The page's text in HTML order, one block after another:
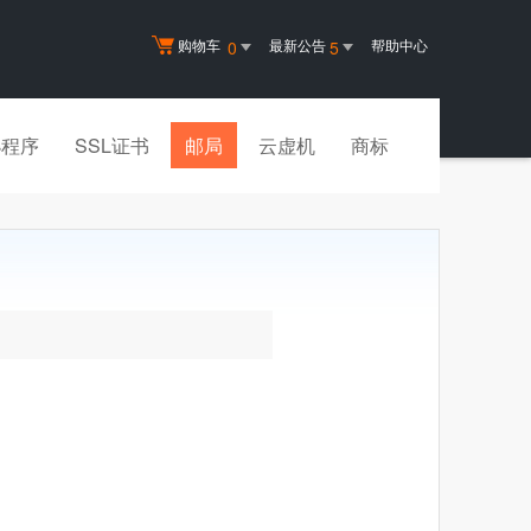
购物车 0 最新公告5 帮助中心
序 SSL证书 邮局 云虚机 商标